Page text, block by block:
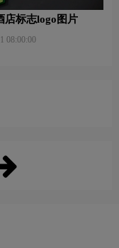
店标志logo图片
08:00:00